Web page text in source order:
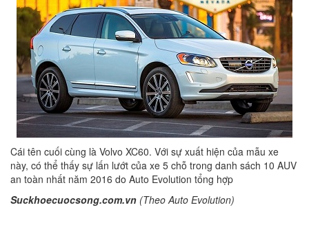
Cái tên cuối cùng là Volvo XC60. Với sự xuất hiện của mẫu xe
này, có thể thấy sự lấn lướt của xe 5 chỗ trong danh sách 10 AUV
an toàn nhất năm 2016 do Auto Evolution tổng hợp
Suckhoecuocsong.com.vn (Theo Auto Evolution)